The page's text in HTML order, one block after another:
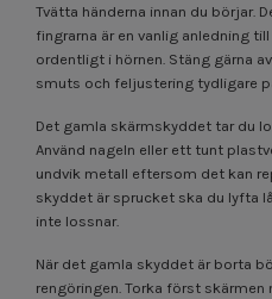
Tvätta händerna innan du börjar.
fingrarna är en vanlig anledning
ordentligt i hörnen. Stäng gärna
smuts och feljustering tydligare
Det gamla skärmskyddet tar du
Använd nageln eller ett tunt
undvik metall eftersom det kan
skyddet är sprucket ska du lyfta
inte lossnar.
När det gamla skyddet är borta
rengöringen. Torka först